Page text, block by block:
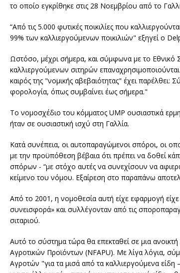
το οποίο εγκρίθηκε στις 28 Νοεμβρίου από το
“Από τις 5.000 φυτικές ποικιλίες που
99% των καλλιεργούμενων ποικιλιών" εξηγεί ο
Ωστόσο, μέχρι σήμερα, και σύμφωνα με το Εθνικό
καλλιεργούμενων σιτηρών
καιρός της "νομικής αβεβαιότητας" έχει
φορολογία, όπως συμβαίνει έως σήμερα."
Το νομοσχέδιο του κόμματος UMP ουσιαστικά
ήταν σε ουσιαστική ισχύ στη Γαλλία.
Κατά συνέπεια, οι αυτοπαραγώμενοι σπόροι, οι
με την προϋπόθεση βέβαια ότι πρέπει να δοθεί
σπόρων - “με στόχο αυτές να συνεχίσουν να
κείμενο του νόμου. Εξαίρεση στο παραπάνω
Από το 2001, η νομοθεσία αυτή είχε εφαρμογή
συνεισφορά» και συλλέγονταν από τις
σιταριού.
Αυτό το σύστημα τώρα θα επεκταθεί σε μια
Αγροτικών Προϊόντων (NFAPU). Με λίγα λόγια,
Αγροτών "για τα μισά από τα καλλιεργούμενα